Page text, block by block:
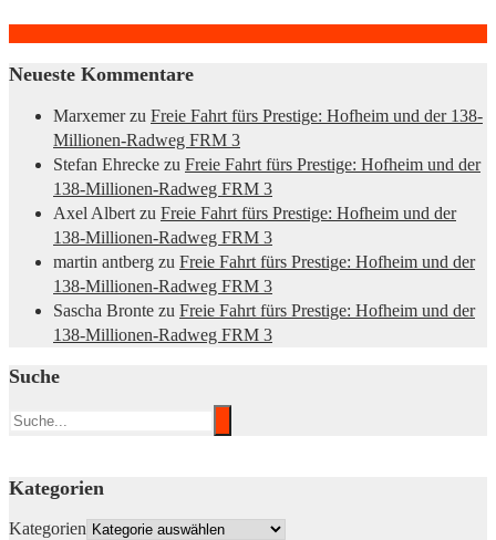
Neueste Kommentare
Marxemerzu Freie Fahrt fürs Prestige: Hofheim und der 138-
Millionen-Radweg FRM 3
Stefan Ehrecke zu Freie Fahrt fürs Prestige: Hofheim und der
138-Millionen-Radweg FRM 3
Axel Albert zu Freie Fahrt fürs Prestige: Hofheim und der
138-Millionen-Radweg FRM 3
martin antberg zu Freie Fahrt fürs Prestige: Hofheim und der
138-Millionen-Radweg FRM 3
Sascha Bronte zu Freie Fahrt fürs Prestige: Hofheim und der
138-Millionen-Radweg FRM 3
Suche
Kategorien
Kategorien